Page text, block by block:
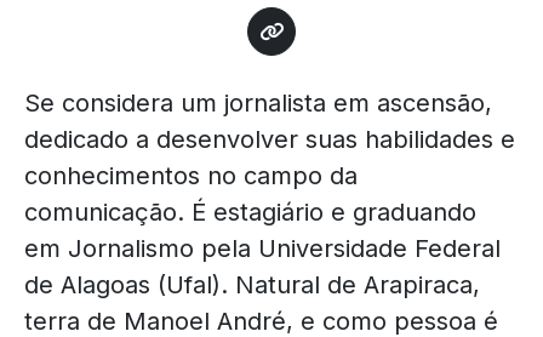
Se considera um jornalista em ascensão,
dedicado a desenvolver suas habilidades e
conhecimentos no campo da
comunicação. É estagiário e graduando
em Jornalismo pela Universidade Federal
de Alagoas (Ufal). Natural de Arapiraca,
terra de Manoel André, e como pessoa é